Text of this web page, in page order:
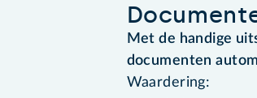
Met de handige
documenten
Waardering: